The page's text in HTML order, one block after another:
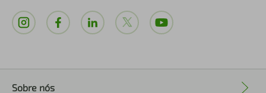
Sobre nós